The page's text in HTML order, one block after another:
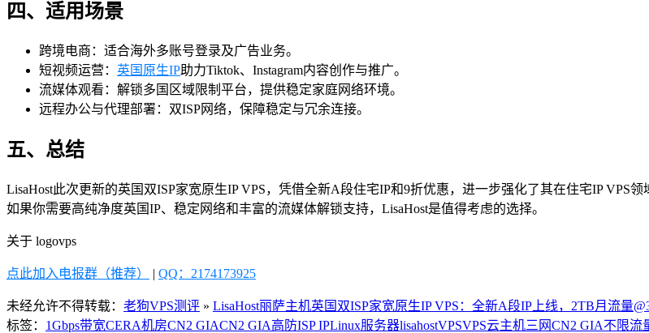
四、适用场景
跨境电商：适合海外多账号登录及广告业务。
短视频运营： 英国原生IP助力Tiktok、Instagram内容创作与推广。
流媒体观看：解锁多国区域限制平台，提供稳定家庭网络环境。
远程办公与代理部署：双ISP网络，保障稳定与冗余连接。
五、总结
LisaHost此次更新的英国双ISP家宽原生IP VPS，凭借全新A段住宅IP和9折优惠，进一步强化了其在住宅IP VPS领
如果你需要高纯净度英国IP、稳定网络和丰富的流媒体解锁支持，LisaHost是值得考虑的选择。
关于 logovps
点此加入电报群（推荐） | QQ：2174173925
未经允许不得转载： 老狗VPS测评 » LisaHost丽萨主机英国双ISP家宽原生IP VPS：全新A段IP上线，2TB月流量
标签： 1Gbps带宽CERA机房CN2 GIACN2 GIA高防ISP IPLinux服务器lisahostVPSVPS云主机三网CN2 GIA不限流